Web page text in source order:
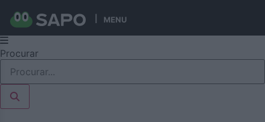
MENU
Pular
para
conteúdo
Procurar